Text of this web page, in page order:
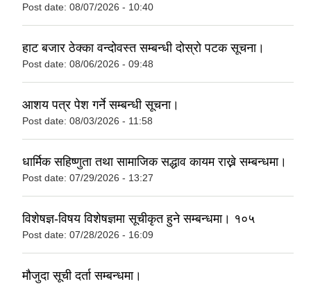
Post date: 08/07/2026 - 10:40
हाट बजार ठेक्का वन्दोवस्त सम्बन्धी दोस्रो पटक सूचना।
Post date: 08/06/2026 - 09:48
आशय पत्र पेश गर्ने सम्बन्धी सूचना।
Post date: 08/03/2026 - 11:58
धार्मिक सहिष्णुता तथा सामाजिक सद्धाव कायम राख्ने सम्बन्धमा।
Post date: 07/29/2026 - 13:27
विशेषज्ञ-विषय विशेषज्ञमा सूचीकृत हुने सम्बन्धमा। १०५
Post date: 07/28/2026 - 16:09
मौजुदा सूची दर्ता सम्बन्धमा।